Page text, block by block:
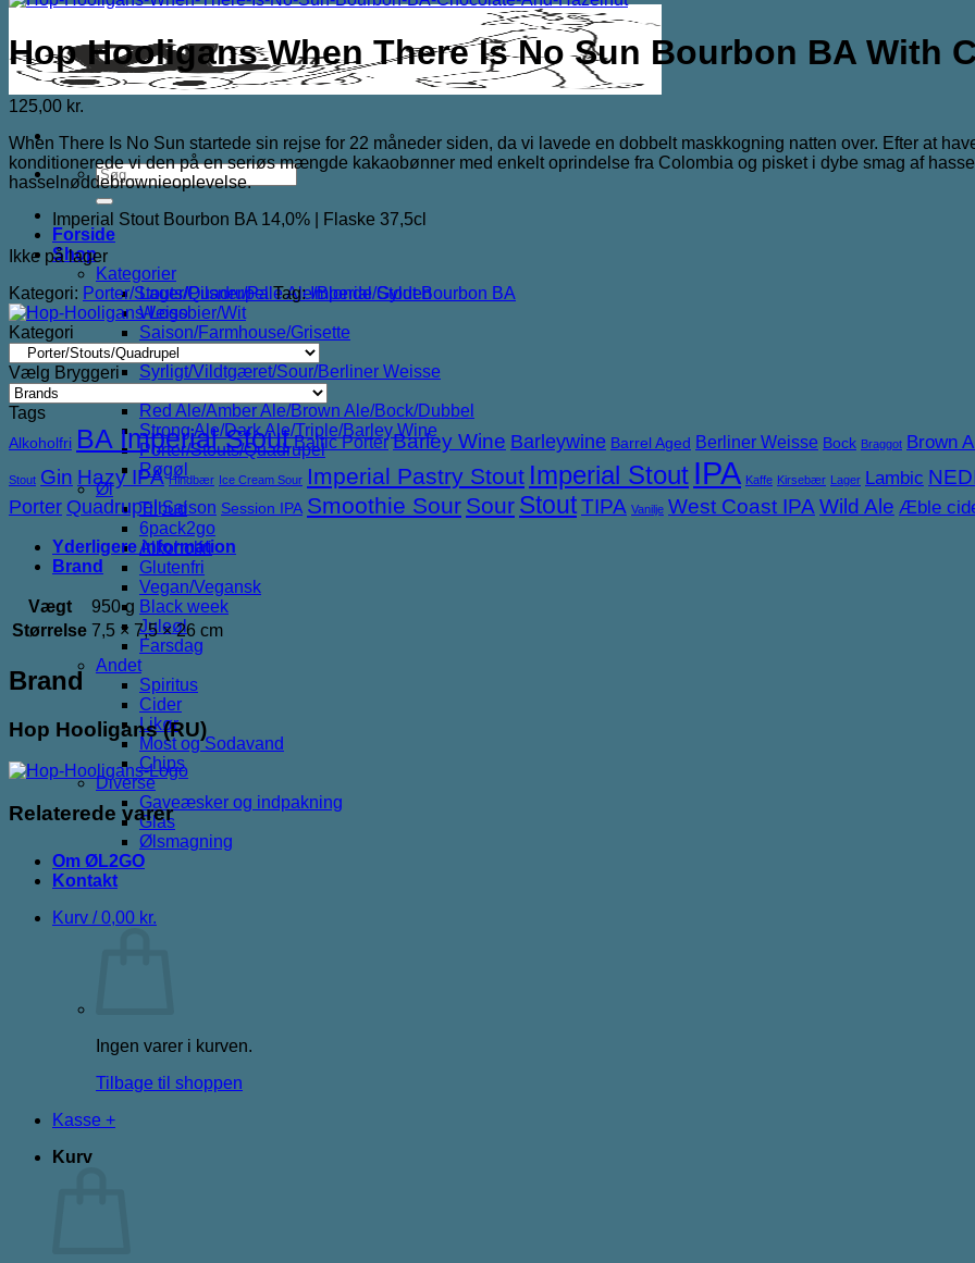
Søg
efter:
Forside
Shop
Kategorier
Lager/Pilsner/Pale Ale/Blonde/Gylden
Weissbier/Wit
Saison/Farmhouse/Grisette
IPA
Syrligt/Vildtgæret/Sour/Berliner Weisse
Mjød/Melomel/Braggot
Red Ale/Amber Ale/Brown Ale/Bock/Dubbel
Strong Ale/Dark Ale/Triple/Barley Wine
Porter/Stouts/Quadrupel
Røgøl
Øl
Tilbud
6pack2go
Alkoholfri
Glutenfri
Vegan/Vegansk
Black week
Juleøl
Farsdag
Andet
Spiritus
Cider
Likør
Most og Sodavand
Chips
Diverse
Gaveæsker og indpakning
Glas
Ølsmagning
Om ØL2GO
Kontakt
Kurv /0,00 kr.
Ingen varer i kurven.
Tilbage til shoppen
Kasse +
Kurv
Hop Hooligans When There Is No Sun Bourbon BA With
125,00 kr.
When There Is No Sun startede sin rejse for 22 måneder siden, da vi lavede en dobbelt maskkogning natten over. Efter at
konditionerede vi den på en seriøs mængde kakaobønner med enkelt oprindelse fra Colombia og pisket i dybe smag af
hasselnøddebrownieoplevelse.
Imperial Stout Bourbon BA 14,0% | Flaske 37,5cl
Ikke på lager
Kategori: Porter/Stouts/Quadrupel Tag:Imperial Stout Bourbon BA
Kategori
Vælg Bryggeri
Tags
Alkoholfri BA Imperial Stout Baltic Porter Barley Wine Barleywine Barrel Aged Berliner Weisse Bock Braggot Brown
Stout Gin Hazy IPA Hindbær Ice Cream Sour Imperial Pastry Stout Imperial Stout IPA Kaffe Kirsebær Lager Lambic
Porter Quadrupel Saison Session IPA Smoothie Sour Sour StoutTIPA Vanilje West Coast IPA Wild Ale Æble
Yderligere information
Brand
Vægt
950 g
Størrelse 7,5 × 7,5 × 26 cm
Brand
Hop Hooligans (RU)
Relaterede varer